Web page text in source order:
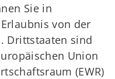
Sie in
von der
Drittstaaten sind
Union
(EWR)